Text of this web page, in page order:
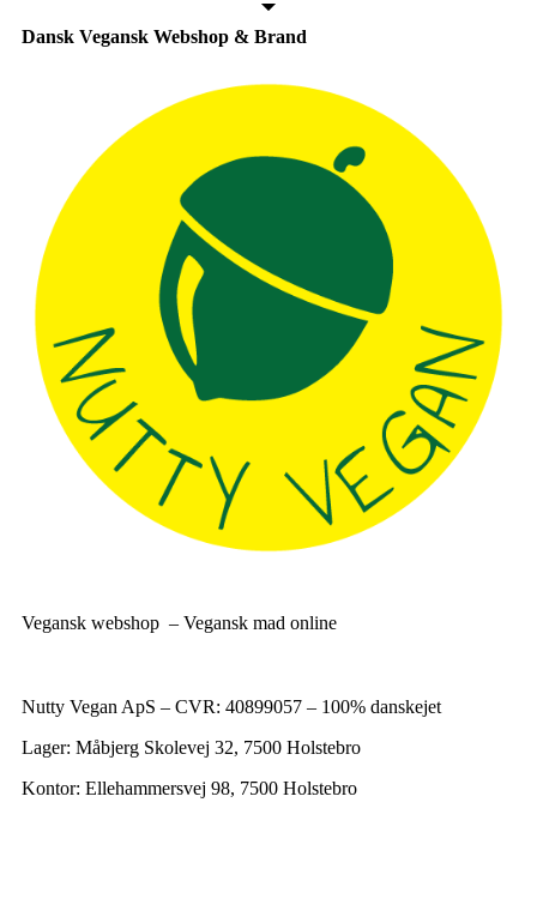
Dansk Vegansk Webshop & Brand
Vegansk webshop – Vegansk mad online
Nutty Vegan ApS – CVR: 40899057 – 100% danskejet
Lager: Måbjerg Skolevej 32, 7500 Holstebro
Kontor: Ellehammersvej 98, 7500 Holstebro